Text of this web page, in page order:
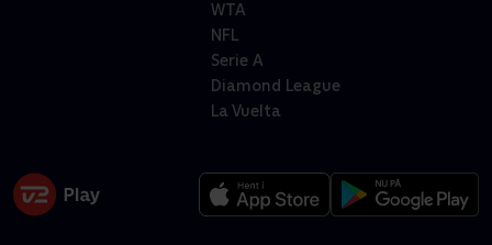
WTA
NFL
Serie A
Diamond League
La Vuelta